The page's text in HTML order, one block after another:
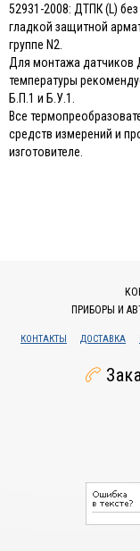
52931-2008: ДТПК (L)
гладкой защитной
группе N2.
Для монтажа датчиков
температуры
Б.П.1 и Б.У.1.
Все
средств измерений и
изготовителе.
ПРИБОРЫ И
КОНТАКТЫ ДОСТАВКА